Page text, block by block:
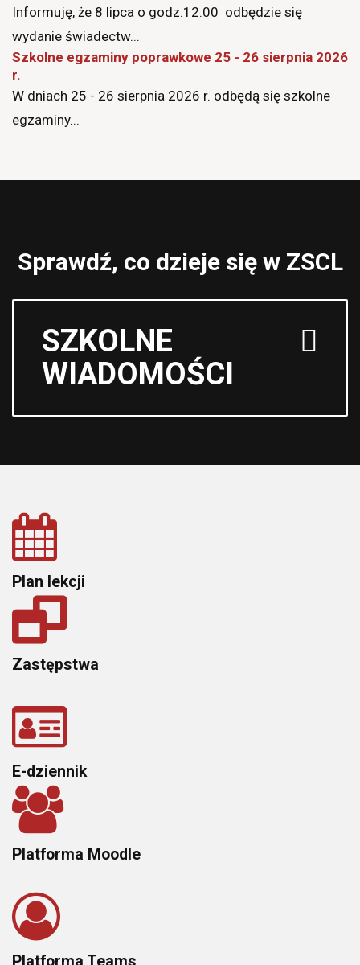
Informuję, że 8 lipca o godz.12.00 odbędzie się
wydanie świadectw...
Szkolne egzaminy poprawkowe 25 - 26 sierpnia 2026
r.
W dniach 25 - 26 sierpnia 2026 r. odbędą się szkolne
egzaminy...
Sprawdź, co dzieje się w ZSCL
SZKOLNE
WIADOMOŚCI
Plan lekcji
Zastępstwa
E-dziennik
Platforma Moodle
Platforma Teams